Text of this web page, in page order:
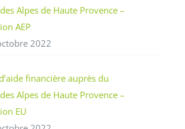
Alpes de Haute Provence –
AEP
2022
financière auprès du
Alpes de Haute Provence –
EU